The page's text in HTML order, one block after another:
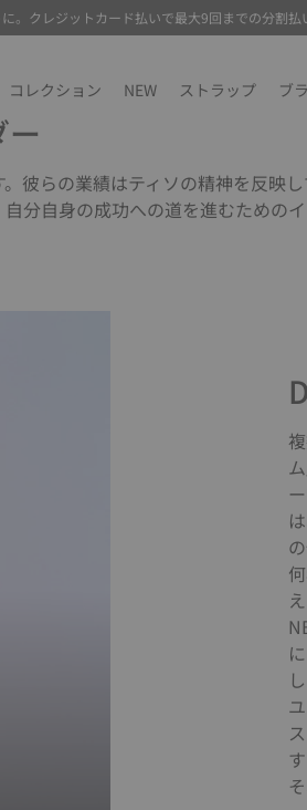
。クレジットカード払いで最大9回までの分割払
コレクション NEW ストラップ ブ
彼らの業績はティソの精神を反映
分自身の成功への道を進むための